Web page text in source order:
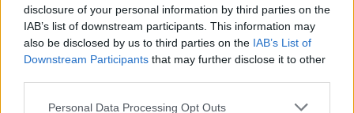
disclosure of your personal information by third parties on the
IAB’s list of downstream participants. This information may
also be disclosed by us to third parties on the IAB’s List of
Downstream Participants that may further disclose it to other
Personal Data Processing Opt Outs
Министерството за здравство
започна стручен надзор за
случајот со 19-годишната Станка
Михајлова
Не им доаѓа памет - СЕ ВЕСЕЛЕЛ